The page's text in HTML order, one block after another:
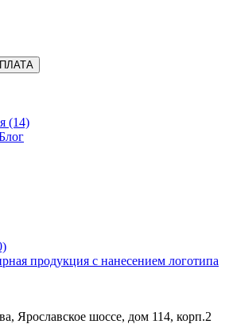
(14)
Ярославское шоссе, дом 114, корп.2